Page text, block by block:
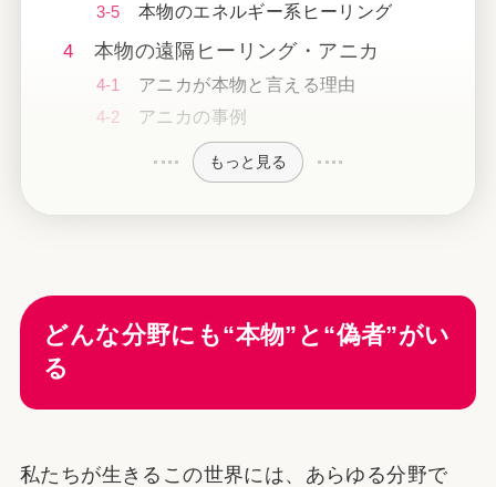
本物のエネルギー系ヒーリング
本物の遠隔ヒーリング・アニカ
アニカが本物と言える理由
アニカの事例
もっと見る
どんな分野にも“本物”と“偽者”がい
る
私たちが生きるこの世界には、あらゆる分野で